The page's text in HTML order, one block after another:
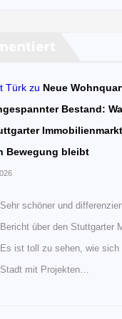
Türkzu Neue
Bestand:
Immobilienmarkt
Bewegung bleibt
Sehr schöner und
Bericht über den Stuttgarter
Es ist toll zu sehen, wie sich
Stadt mit Projekten…